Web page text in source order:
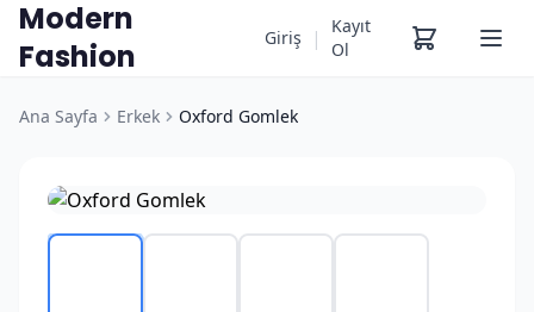
Modern
Fashion
Giriş |
Kayıt
Ol
Ana Sayfa Erkek Oxford Gomlek